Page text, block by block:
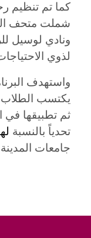
كما تم تنظيم
شملت متحف
ونادي لوسيل
لذوي
واستهدف
يكتسب الطلاب
ثم تطبيقها في
تحدياً بالنسبة
جامعات المدينة